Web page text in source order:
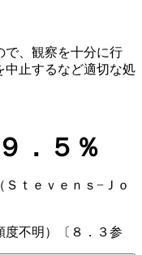
で、観察を十分に行
中止するなど適切な処
ｔｅｖｅｎｓ−Ｊｏ
不明）〔８．３参
．５％